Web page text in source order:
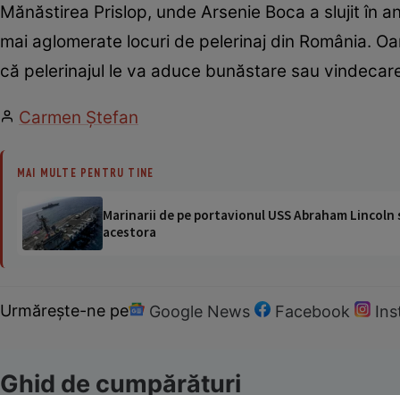
Mănăstirea Prislop, unde Arsenie Boca a slujit în
mai aglomerate locuri de pelerinaj din România.
că pelerinajul le va aduce bunăstare sau
Carmen Ştefan
MAI MULTE PENTRU TINE
Marinarii de pe portavionul USS Abraham
acestora
Urmărește-ne pe Google News Facebook
Ghid de cumpărături